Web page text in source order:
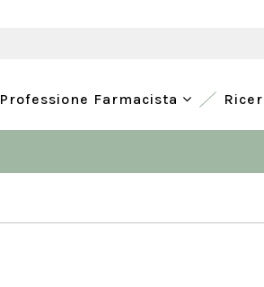
Professione Farmacista